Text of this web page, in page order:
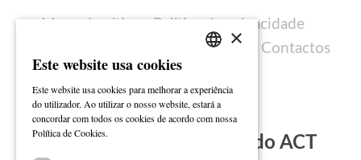
Política de privacidade
Ficha técnica Contactos
Subscreva a Newsletter do ACT
ENGLISH
×
Este website usa cookies
Este website usa cookies para melhorar a experiência
do utilizador. Ao utilizar o nosso website, estará a
concordar com todos os cookies de acordo com nossa
Política de Cookies.